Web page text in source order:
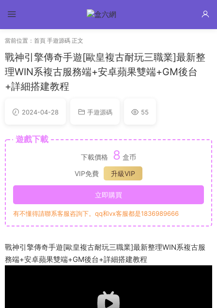
當前位置： 首頁 手遊源碼 正文
戰神引擎傳奇手遊[歐皇複古耐玩三職業]最新整
理WIN系複古服務端+安卓蘋果雙端+GM後台
+詳細搭建教程
2024-04-28 手遊源碼 55
遊戲下載
下載價格 8 盒币
VIP免費
升級VIP
立即購買
有不懂得請聯系客服咨詢下。qq和vx客服都是1836989666
戰神引擎傳奇手遊[歐皇複古耐玩三職業]最新整理WIN系複古服
務端+安卓蘋果雙端+GM後台+詳細搭建教程